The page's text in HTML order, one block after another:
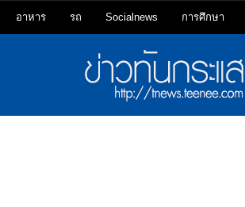
อาหาร รถ Socialnews การศึกษา